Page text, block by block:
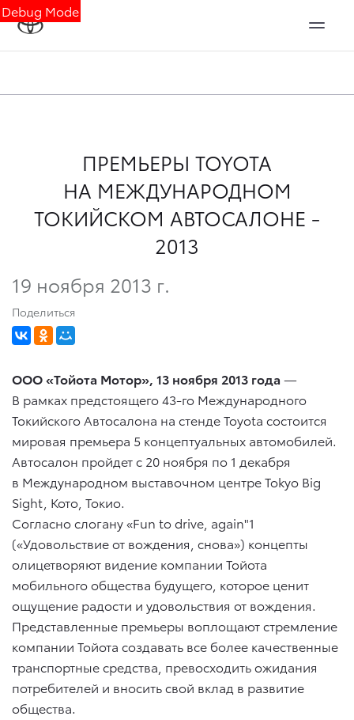
Debug Mode
ПРЕМЬЕРЫ TOYOTA
НА МЕЖДУНАРОДНОМ
ТОКИЙСКОМ АВТОСАЛОНЕ -
2013
19 ноября 2013 г.
Поделиться
ООО «Тойота Мотор», 13 ноября 2013 года —
В рамках предстоящего 43-го Международного
Токийского Автосалона на стенде Toyota состоится
мировая премьера 5 концептуальных автомобилей.
Автосалон пройдет с 20 ноября по 1 декабря
в Международном выставочном центре Tokyo Big
Sight, Кото, Токио.
Согласно слогану «Fun to drive, again"1
(«Удовольствие от вождения, снова») концепты
олицетворяют видение компании Тойота
мобильного общества будущего, которое ценит
ощущение радости и удовольствия от вождения.
Представленные премьеры воплощают стремление
компании Тойота создавать все более качественные
транспортные средства, превосходить ожидания
потребителей и вносить свой вклад в развитие
общества.